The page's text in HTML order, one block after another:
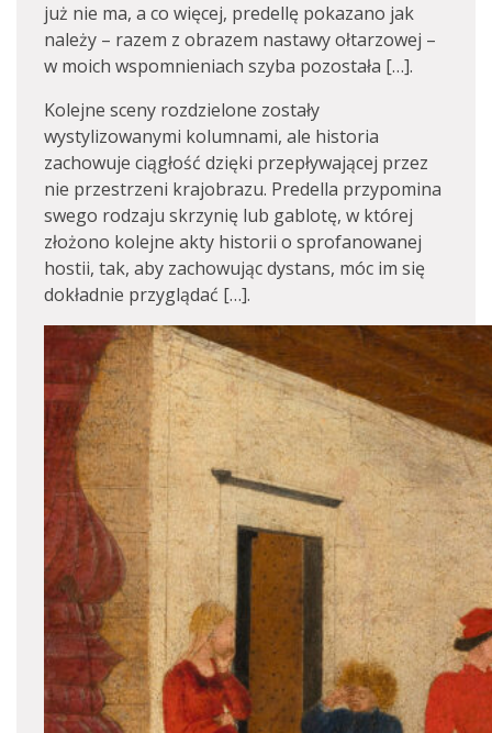
już nie ma, a co więcej, predellę pokazano jak
należy – razem z obrazem nastawy ołtarzowej –
w moich wspomnieniach szyba pozostała […].
Kolejne sceny rozdzielone zostały
wystylizowanymi kolumnami, ale historia
zachowuje ciągłość dzięki przepływającej przez
nie przestrzeni krajobrazu. Predella przypomina
swego rodzaju skrzynię lub gablotę, w której
złożono kolejne akty historii o sprofanowanej
hostii, tak, aby zachowując dystans, móc im się
dokładnie przyglądać […].